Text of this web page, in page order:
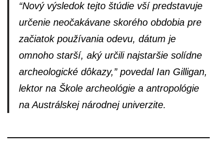
“Nový výsledok tejto štúdie vší predstavuje
určenie neočakávane skorého obdobia pre
začiatok používania odevu, dátum je
omnoho starší, aký určili najstaršie solídne
archeologické dôkazy,” povedal Ian Gilligan,
lektor na Škole archeológie a antropológie
na Austrálskej národnej univerzite.